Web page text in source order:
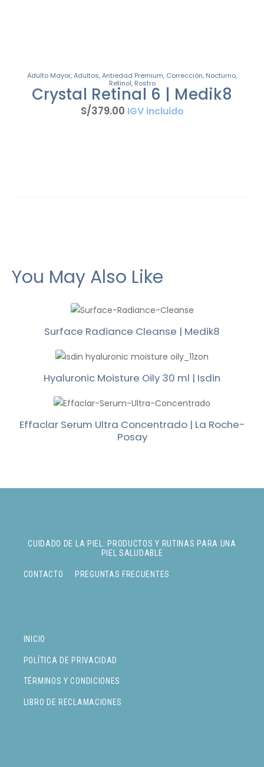
Adulto Mayor,Adultos,Antiedad Premium, Corrección, Nocturno,
Retinol, Rostro
Crystal Retinal 6 | Medik8
S/379.00 IGV incluido
You May Also Like
Surface Radiance Cleanse | Medik8
Hyaluronic Moisture Oily 30 ml | Isdin
Effaclar Serum Ultra Concentrado | La Roche-
Posay
INICIO
POLÍTICA DE PRIVACIDAD
TÉRMINOS Y CONDICIONES
LIBRO DE RECLAMACIONES
CUIDADO DE LA PIEL: PRODUCTOS Y RUTINAS PARA UNA
PIEL SALUDABLE
CONTACTO PREGUNTAS FRECUENTES